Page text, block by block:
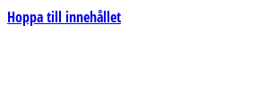
Hoppa till innehållet